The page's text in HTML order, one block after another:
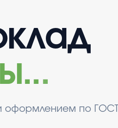
...
и оформлением по